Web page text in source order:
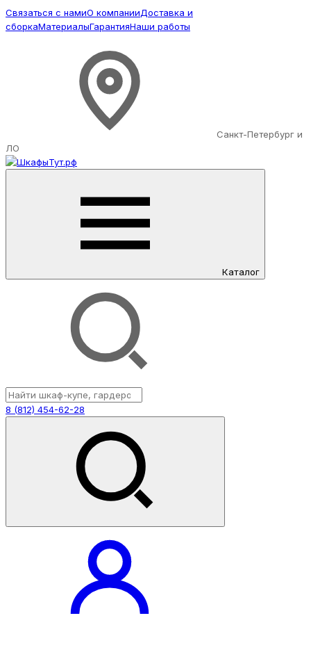
Связаться с намиО компанииДоставка и
сборкаМатериалыГарантияНаши работы
Санкт-Петербург и
ЛО
Каталог
8 (812) 454-62-28